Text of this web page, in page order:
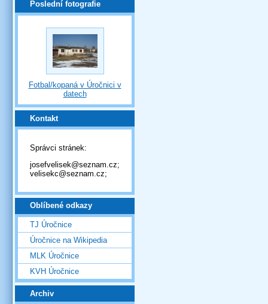
Poslední fotografie
Fotbal/kopaná v Úročnici v
datech
Kontakt
Správci stránek:
josefvelisek@seznam.cz;
velisekc@seznam.cz;
Oblíbené odkazy
TJ Úročnice
Úročnice na Wikipedia
MLK Úročnice
KVH Úročnice
Archiv